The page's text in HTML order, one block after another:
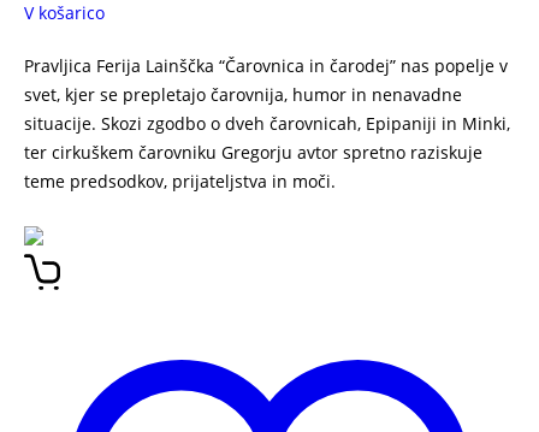
V košarico
Pravljica Ferija Lainščka “Čarovnica in čarodej” nas popelje v
svet, kjer se prepletajo čarovnija, humor in nenavadne
situacije. Skozi zgodbo o dveh čarovnicah, Epipaniji in Minki,
ter cirkuškem čarovniku Gregorju avtor spretno raziskuje
teme predsodkov, prijateljstva in moči.